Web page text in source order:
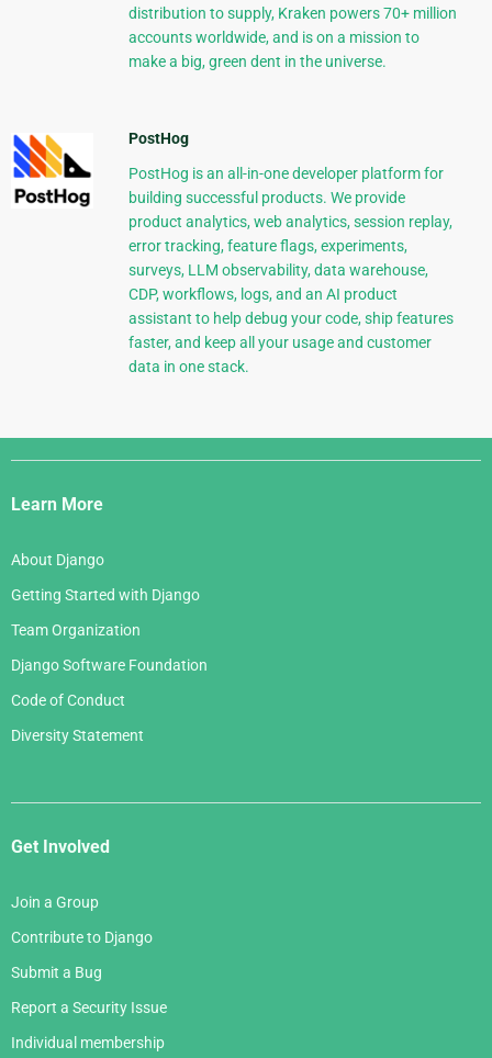
distribution to supply, Kraken powers 70+ million
accounts worldwide, and is on a mission to
make a big, green dent in the universe.
PostHog
PostHog is an all-in-one developer platform for
building successful products. We provide
product analytics, web analytics, session replay,
error tracking, feature flags, experiments,
surveys, LLM observability, data warehouse,
CDP, workflows, logs, and an AI product
assistant to help debug your code, ship features
faster, and keep all your usage and customer
data in one stack.
Django
Links
Learn More
About Django
Getting Started with Django
Team Organization
Django Software Foundation
Code of Conduct
Diversity Statement
Get Involved
Join a Group
Contribute to Django
Submit a Bug
Report a Security Issue
Individual membership